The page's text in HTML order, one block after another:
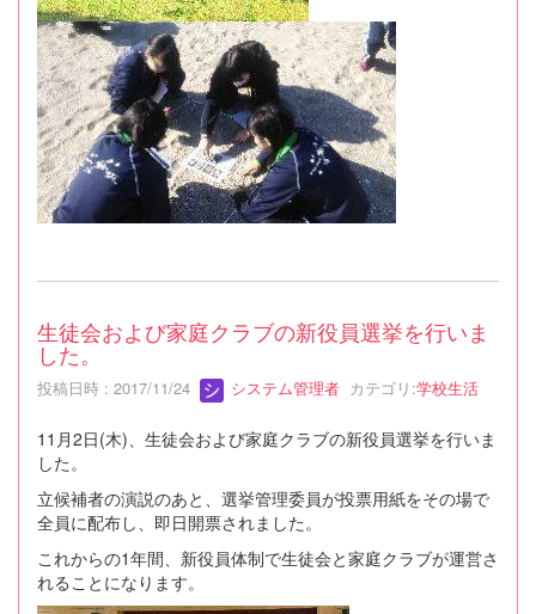
生徒会および家庭クラブの新役員選挙を行いま
した。
投稿日時 : 2017/11/24 システム管理者 カテゴリ:学校生活
11月2日(木)、生徒会および家庭クラブの新役員選挙を行いま
した。
立候補者の演説のあと、選挙管理委員が投票用紙をその場で
全員に配布し、即日開票されました。
これからの1年間、新役員体制で生徒会と家庭クラブが運営さ
れることになります。